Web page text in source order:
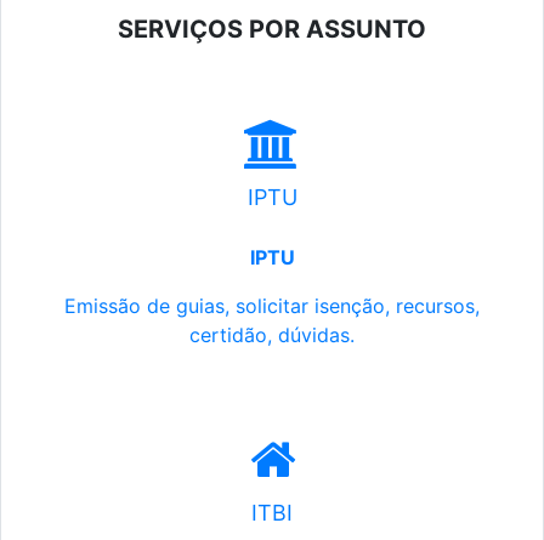
SERVIÇOS POR ASSUNTO
IPTU
IPTU
Emissão de guias, solicitar isenção, recursos,
certidão, dúvidas.
ITBI